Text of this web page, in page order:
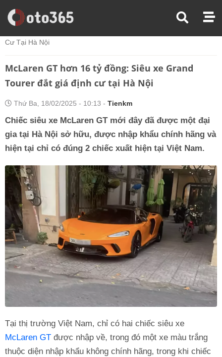
Trang Chủ
Thế Giới Xe
Cư Tại Hà Nội
McLaren GT hơn 16 tỷ đồng: Siêu xe Grand
Tourer đắt giá định cư tại Hà Nội
Thứ Ba, 18/02/2025 - 10:13 - Tienkm
Chiếc siêu xe McLaren GT mới đây đã được một đại
gia tại Hà Nội sở hữu, được nhập khẩu chính hãng và
hiện tại chỉ có đúng 2 chiếc xuất hiện tại Việt Nam.
Tại thị trường Việt Nam, chỉ có hai chiếc siêu xe
McLaren GT được nhập về, trong đó một xe màu trắng
thuộc diện nhập khẩu không chính hãng, trong khi chiếc